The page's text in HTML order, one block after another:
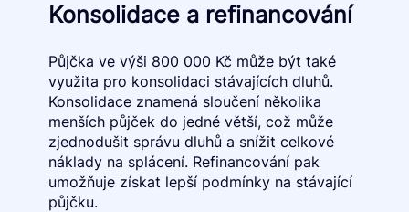
Konsolidace a refinancování
Půjčka ve výši 800 000 Kč může být také
využita pro konsolidaci stávajících dluhů.
Konsolidace znamená sloučení několika
menších půjček do jedné větší, což může
zjednodušit správu dluhů a snížit celkové
náklady na splácení. Refinancování pak
umožňuje získat lepší podmínky na stávající
půjčku.